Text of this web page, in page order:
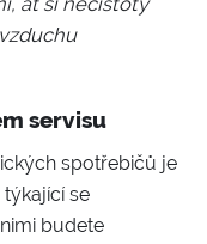
servisu
spotřebičů je
se
budete